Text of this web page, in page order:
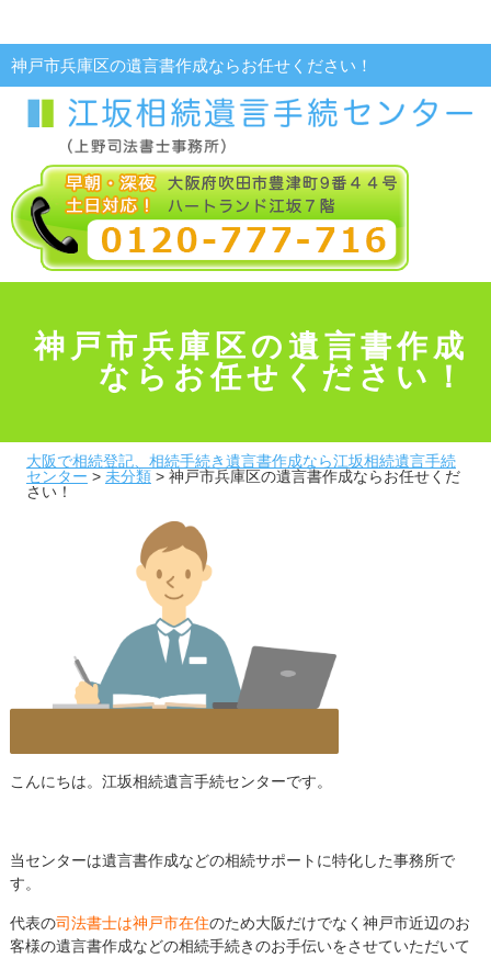
神戸市兵庫区の遺言書作成ならお任せください！
神戸市兵庫区の遺言書作成
ならお任せください！
大阪で相続登記、相続手続き遺言書作成なら江坂相続遺言手続
センター > 未分類> 神戸市兵庫区の遺言書作成ならお任せくだ
さい！
こんにちは。江坂相続遺言手続センターです。
当センターは遺言書作成などの相続サポートに特化した事務所で
す。
代表の司法書士は神戸市在住のため大阪だけでなく神戸市近辺のお
客様の遺言書作成などの相続手続きのお手伝いをさせていただいて